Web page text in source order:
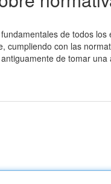
de todos
con las
de tomar una